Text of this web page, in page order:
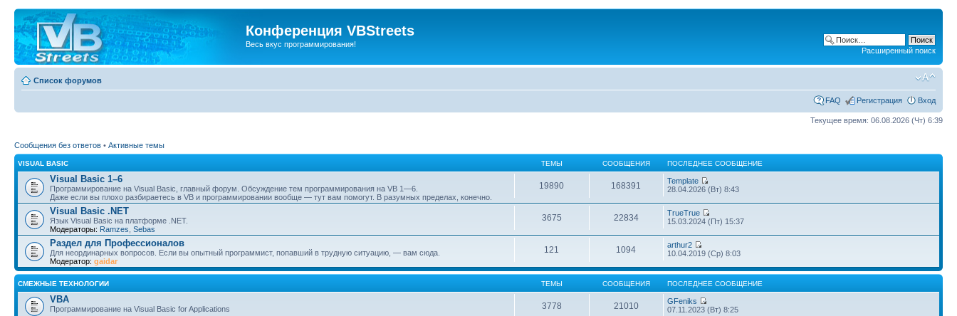
Конференция VBStreets
Весь вкус программирования!
Расширенный поиск
Список форумов
FAQ Регистрация Вход
Текущее время: 06.08.2026 (Чт) 6:39
Сообщения без ответов • Активные темы
VISUAL BASIC ТЕМЫ СООБЩЕНИЯ ПОСЛЕДНЕЕ СООБЩЕНИЕ
Visual Basic 1–6
Программирование на Visual Basic, главный форум. Обсуждение тем программирования на VB 1—6.
Даже если вы плохо разбираетесь в VB и программировании вообще — тут вам помогут. В разумных пределах, конечно.
19890 168391
Template
28.04.2026 (Вт) 8:43
Visual Basic .NET
Язык Visual Basic на платформе .NET.
Модераторы: Ramzes Sebas
3675 22834
TrueTrue
15.03.2024 (Пт) 15:37
Раздел для Профессионалов
Для неординарных вопросов. Если вы опытный программист, попавший в трудную ситуацию, — вам сюда.
Модератор: gaidar
121 1094
arthur2
10.04.2019 (Ср) 8:03
СМЕЖНЫЕ ТЕХНОЛОГИИ ТЕМЫ СООБЩЕНИЯ ПОСЛЕДНЕЕ СООБЩЕНИЕ
VBA
Программирование на Visual Basic for Applications 3778 21010
GFeniks
07.11.2023 (Вт) 8:25